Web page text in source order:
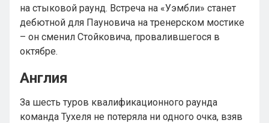
на стыковой раунд. Встреча на «Уэмбли» станет
дебютной для Пауновича на тренерском мостике
– он сменил Стойковича, провалившегося в
октябре.
Англия
За шесть туров квалификационного раунда
команда Тухеля не потеряла ни одного очка, взяв